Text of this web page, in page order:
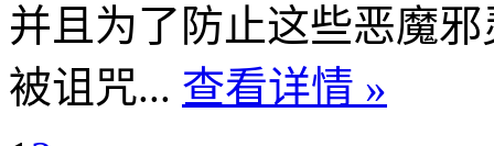
并且为了防止这些恶魔
被诅咒... 查看详情 »